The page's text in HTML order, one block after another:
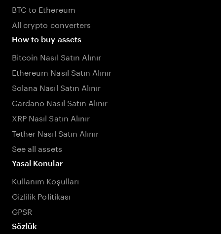
BTC to Ethereum
All crypto converters
How to buy assets
Bitcoin Nasıl Satın Alınır
Ethereum Nasıl Satın Alınır
Solana Nasıl Satın Alınır
Cardano Nasıl Satın Alınır
XRP Nasıl Satın Alınır
Tether Nasıl Satın Alınır
See all assets
Yasal Konular
Kullanım Koşulları
Gizlilik Politikası
GPSR
Sözlük